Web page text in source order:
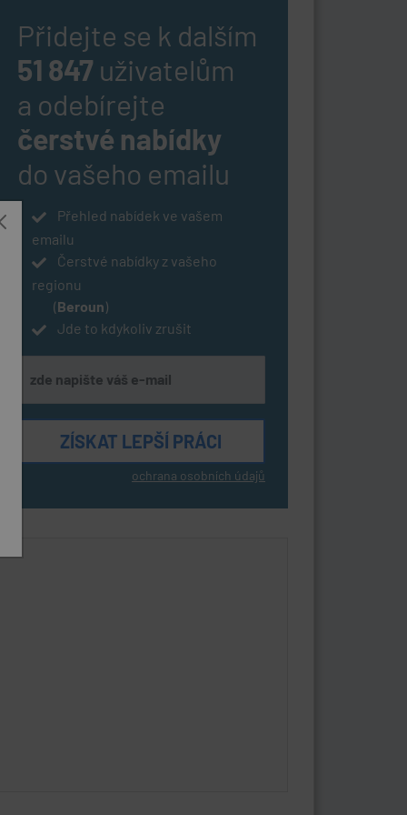
Přidejte se k dalším
51 847 uživatelům
a odebírejte
čerstvé nabídky
do vašeho emailu
Přehled nabídek ve vašem
emailu
Čerstvé nabídky z vašeho
regionu
(Beroun)
Jde to kdykoliv zrušit
ochrana osobních údajů